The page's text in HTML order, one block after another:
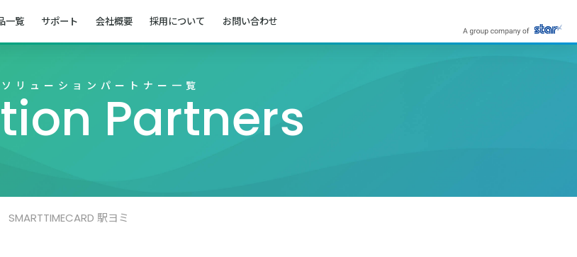
一覧 サポート 会社概要 採用について お問い合わせ
ソリューションパートナー一覧Partners
SMARTTIMECARD 駅ヨミ